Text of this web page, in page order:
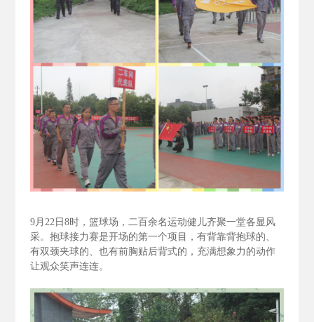
9月22日8时，篮球场，二百余名运动健儿齐聚一堂各显风
采。抱球接力赛是开场的第一个项目，有背靠背抱球的、
有双颈夹球的、也有前胸贴后背式的，充满想象力的动作
让观众笑声连连。